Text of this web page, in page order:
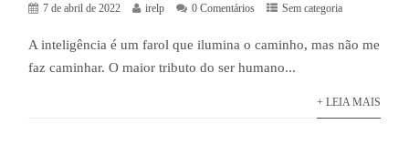
7 de abril de 2022 irelp 0 Comentários Sem categoria
A inteligência é um farol que ilumina o caminho, mas não me
faz caminhar. O maior tributo do ser humano...
+ LEIA MAIS